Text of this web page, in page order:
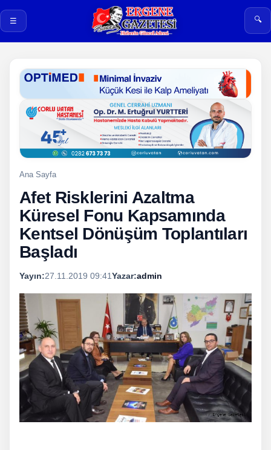
☰ 🔍
Ana Sayfa
Afet Risklerini Azaltma
Küresel Fonu Kapsamında
Kentsel Dönüşüm Toplantıları
Başladı
Yayın:27.11.2019 09:41Yazar:admin